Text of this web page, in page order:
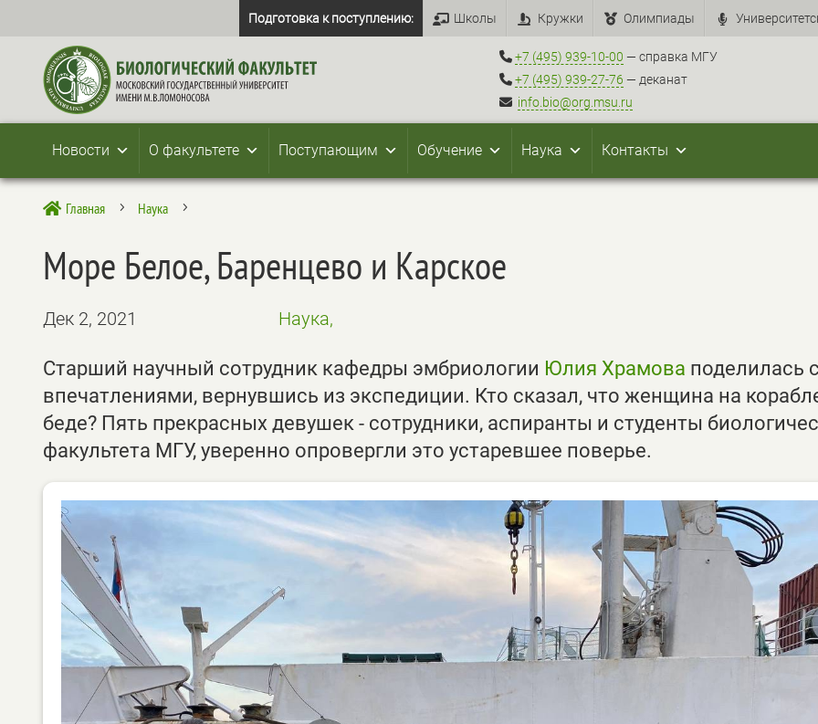
Подготовка к поступлению: Школы Кружки Олимпиады
+7 (495) 939-10-00 — справка МГУ
+7 (495) 939-27-76 — деканат
info.bio@org.msu.ru
Новости О факультете Поступающим Обучение Наука Контакты
 Главная 5 Наука 5
Море Белое, Баренцево и Карское
Дек 2, 2021 Наука,
Старший научный сотрудник кафедры эмбриологии Юлия Храмова поделилась
впечатлениями, вернувшись из экспедиции. Кто сказал, что женщина на
беде? Пять прекрасных девушек - сотрудники, аспиранты и студенты
факультета МГУ, уверенно опровергли это устаревшее поверье.